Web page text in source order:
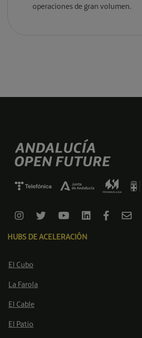
operaciones de gran volumen.
HUBS DE ACELERACIÓN
El Cubo
La Farola
El Cable
El Patio